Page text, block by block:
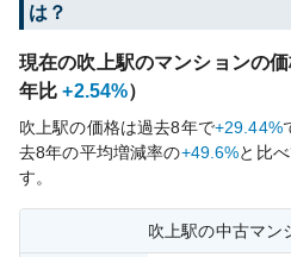
は？
現在の吹上駅のマンションの
年比 +2.54%）
吹上駅の価格は過去8年で+29.44%
去8年の平均増減率の+49.6%と比
す。
吹上駅の中古マン